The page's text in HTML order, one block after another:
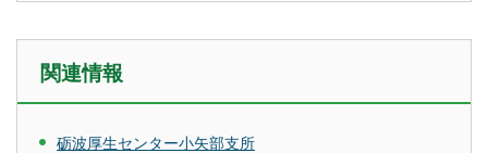
関連情報
砺波厚生センター小矢部支所